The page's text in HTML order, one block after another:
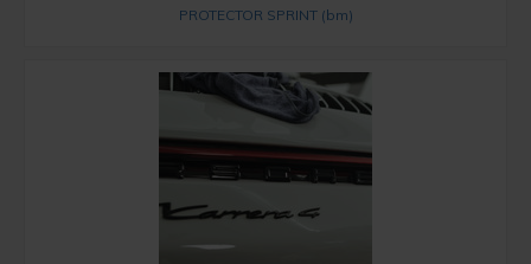
PROTECTOR SPRINT (bm)